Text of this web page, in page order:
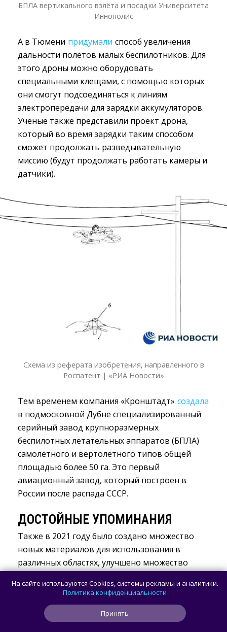
БПЛА вертикального взлёта и посадки Университета
Иннополис
А в Тюмени придумали способ увеличения
дальности полётов малых беспилотников. Для
этого дроны можно оборудовать
специальными клещами, с помощью которых
они смогут подсоединяться к линиям
электропередачи для зарядки аккумуляторов.
Учёные также представили проект дрона,
который во время зарядки таким способом
сможет продолжать разведывательную
миссию (будут продолжать работать камеры и
датчики).
Схема из реферата изобретения, направленного в
Роспатент | «РИА Новости»
Тем временем компания «Кронштадт» создала
в подмосковной Дубне специализированный
серийный завод крупноразмерных
беспилотных летательных аппаратов (БПЛА)
самолётного и вертолётного типов общей
площадью более 50 га. Это первый
авиационный завод, который построен в
России после распада СССР.
ДОСТОЙНЫЕ УПОМИНАНИЯ
Также в 2021 году было создано множество
новых материалов для использования в
различных областях, улучшено множество
астрофизическом полигоне Иркутского
государственного университетазавершили
строительство
пилотной гамма-обсерватории
На сайте используются Cookies, системы рекламы и аналитики.
Политика конфиденциальности
Принять